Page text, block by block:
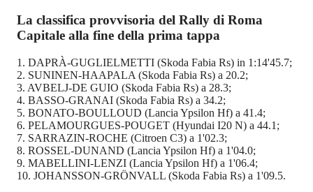
La classifica provvisoria del Rally di Roma
Capitale alla fine della prima tappa
1. DAPRÀ-GUGLIELMETTI (Skoda Fabia Rs) in 1:14'45.7;
2. SUNINEN-HAAPALA (Skoda Fabia Rs) a 20.2;
3. AVBELJ-DE GUIO (Skoda Fabia Rs) a 28.3;
4. BASSO-GRANAI (Skoda Fabia Rs) a 34.2;
5. BONATO-BOULLOUD (Lancia Ypsilon Hf) a 41.4;
6. PELAMOURGUES-POUGET (Hyundai I20 N) a 44.1;
7. SARRAZIN-ROCHE (Citroen C3) a 1'02.3;
8. ROSSEL-DUNAND (Lancia Ypsilon Hf) a 1'04.0;
9. MABELLINI-LENZI (Lancia Ypsilon Hf) a 1'06.4;
10. JOHANSSON-GRÖNVALL (Skoda Fabia Rs) a 1'09.5.